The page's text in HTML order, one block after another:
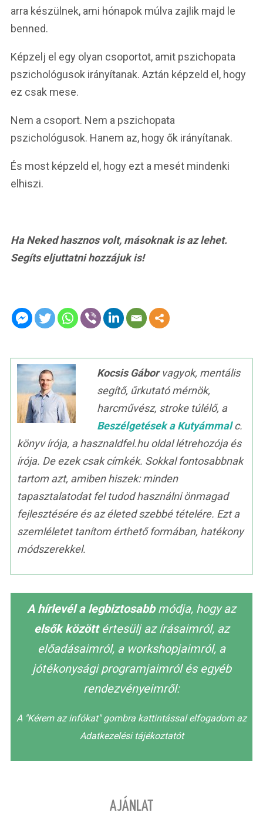
arra készülnek, ami hónapok múlva zajlik majd le
benned.
Képzelj el egy olyan csoportot, amit pszichopata
pszichológusok irányítanak. Aztán képzeld el, hogy
ez csak mese.
Nem a csoport. Nem a pszichopata
pszichológusok. Hanem az, hogy ők irányítanak.
És most képzeld el, hogy ezt a mesét mindenki
elhiszi.
Ha Neked hasznos volt, másoknak is az lehet.
Segíts eljuttatni hozzájuk is!
Kocsis Gáborvagyok, mentális
segítő, űrkutató mérnök,
harcművész, stroke túlélő, a
Beszélgetések a Kutyámmalc.
könyv írója, a hasznaldfel.hu oldal létrehozója és
írója. De ezek csak címkék. Sokkal fontosabbnak
tartom azt, amiben hiszek: minden
tapasztalatodat fel tudod használni önmagad
fejlesztésére és az életed szebbé tételére. Ezt a
szemléletet tanítom érthető formában, hatékony
módszerekkel.
A hírlevél a legbiztosabbmódja, hogy az
elsők közöttértesülj az írásaimról, az
előadásaimról, a workshopjaimról, a
jótékonysági programjaimról és egyéb
rendezvényeimről:
A "Kérem az infókat" gombra kattintással elfogadom az
Adatkezelési tájékoztatót
AJÁNLAT